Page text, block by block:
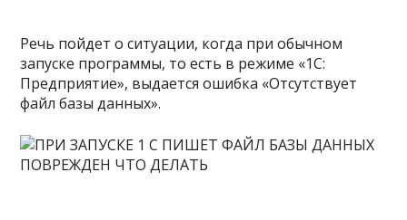
Речь пойдет о ситуации, когда при обычном
запуске программы, то есть в режиме «1С:
Предприятие», выдается ошибка «Отсутствует
файл базы данных».